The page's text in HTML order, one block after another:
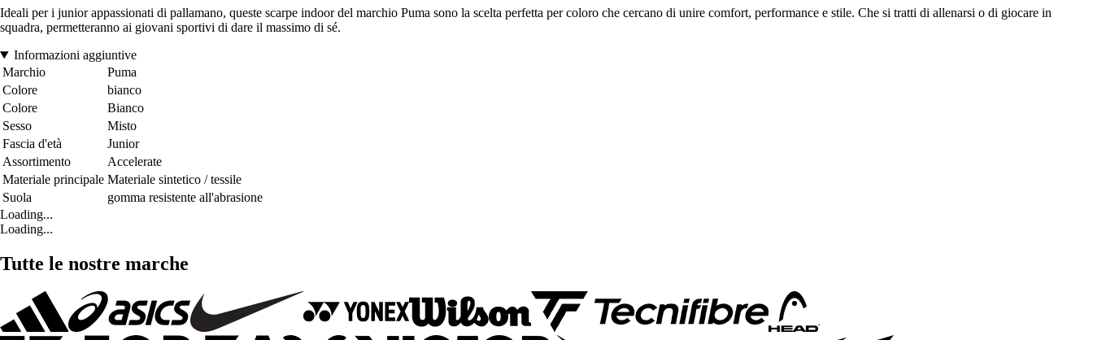
Ideali per i junior appassionati di pallamano, queste scarpe indoor del marchio Puma sono la scelta perfetta per coloro che cercano di unire comfort, performance e stile. Che si tratti di allenarsi o di giocare in
squadra, permetteranno ai giovani sportivi di dare il massimo di sé.
Informazioni aggiuntive
Marchio
Puma
Colore
bianco
Colore
Bianco
Sesso
Misto
Fascia d'età
Junior
Assortimento
Accelerate
Materiale principale Materiale sintetico / tessile
Suola
gomma resistente all'abrasione
Loading...
Loading...
Tutte le nostre marche